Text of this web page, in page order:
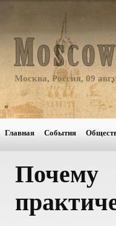
Москва, Россия, 09
Главная События